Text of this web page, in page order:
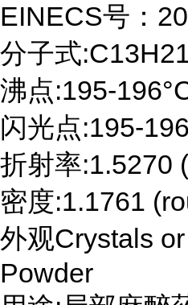
EINECS号：
分子式
沸点:195-
闪光点:195-
折射率:1.5270
密度:1.1761
外观Crystals
Powder